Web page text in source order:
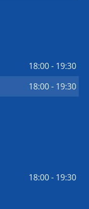
18:00 - 19:30
18:00 - 19:30
18:00 - 19:30